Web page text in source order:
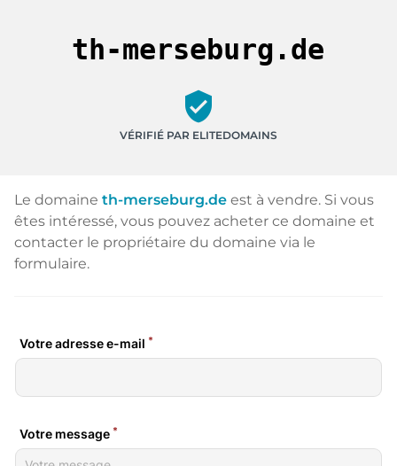
th-merseburg.de
verified_user
VÉRIFIÉ PAR ELITEDOMAINS
Le domaine th-merseburg.de est à vendre. Si vous
êtes intéressé, vous pouvez acheter ce domaine et
contacter le propriétaire du domaine via le
formulaire.